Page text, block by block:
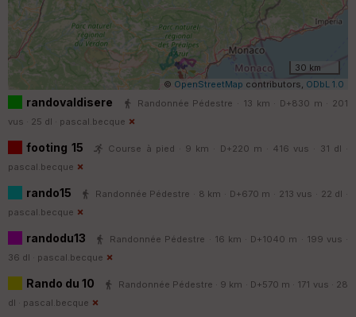
30 km
© OpenStreetMap contributors, ODbL 1.0
randovaldisere
Randonnée Pédestre · 13 km · D+830 m · 201
vus · 25 dl · pascal.becque
footing 15
Course à pied · 9 km · D+220 m · 416 vus · 31 dl ·
pascal.becque
rando15
Randonnée Pédestre · 8 km · D+670 m · 213 vus · 22 dl ·
pascal.becque
randodu13
Randonnée Pédestre · 16 km · D+1040 m · 199 vus ·
36 dl · pascal.becque
Rando du 10
Randonnée Pédestre · 9 km · D+570 m · 171 vus · 28
dl · pascal.becque